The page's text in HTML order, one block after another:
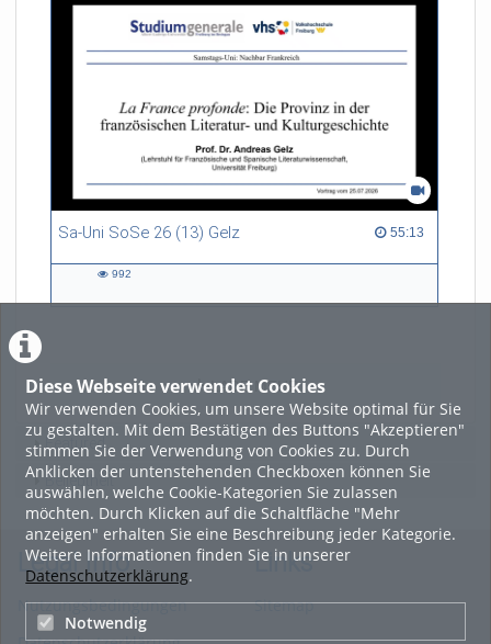
Diese Webseite verwendet Cookies
Wir verwenden Cookies, um unsere Website optimal für Sie
zu gestalten. Mit dem Bestätigen des Buttons "Akzeptieren"
stimmen Sie der Verwendung von Cookies zu. Durch
Anklicken der untenstehenden Checkboxen können Sie
auswählen, welche Cookie-Kategorien Sie zulassen
möchten. Durch Klicken auf die Schaltfläche "Mehr
anzeigen" erhalten Sie eine Beschreibung jeder Kategorie.
Weitere Informationen finden Sie in unserer
Datenschutzerklärung.
Notwendig
Sa-Uni SoSe 26 (13) Gelz 55:13
55:13 duration
992
LADE MEHR
Featured
Beliebtheit
Legal Info
Nutzungsbedingungen
Links
Sitemap